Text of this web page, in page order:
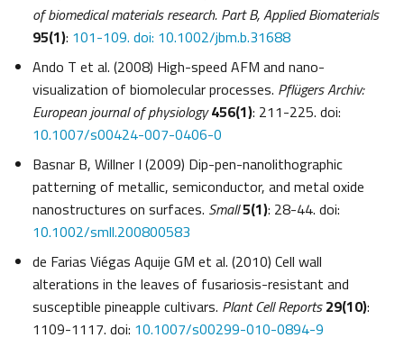
of biomedical materials research. Part B, Applied Biomaterials
95(1): 101-109. doi: 10.1002/jbm.b.31688
Ando T et al. (2008) High-speed AFM and nano-
visualization of biomolecular processes. Pflügers Archiv:
European journal of physiology 456(1): 211-225. doi:
10.1007/s00424-007-0406-0
Basnar B, Willner I (2009) Dip-pen-nanolithographic
patterning of metallic, semiconductor, and metal oxide
nanostructures on surfaces. Small5(1): 28-44. doi:
10.1002/smll.200800583
de Farias Viégas Aquije GM et al. (2010) Cell wall
alterations in the leaves of fusariosis-resistant and
susceptible pineapple cultivars. Plant Cell Reports 29(10):
1109-1117. doi: 10.1007/s00299-010-0894-9